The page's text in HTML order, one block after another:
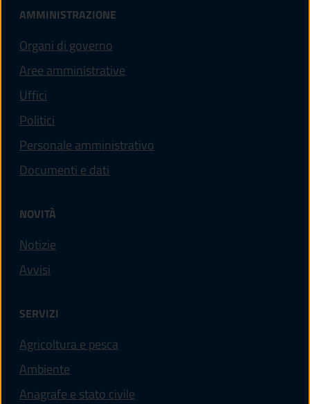
AMMINISTRAZIONE
Organi di governo
Aree amministrative
Uffici
Politici
Personale amministrativo
Documenti e dati
NOVITÀ
Notizie
Avvisi
SERVIZI
Agricoltura e pesca
Ambiente
Anagrafe e stato civile